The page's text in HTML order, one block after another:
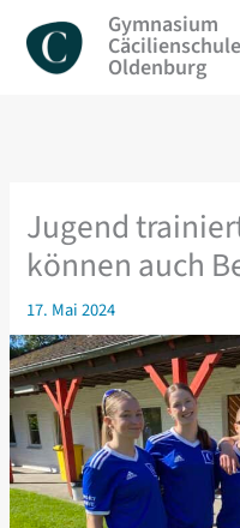
Inhalt
springen
Gymnasium
Cäcilienschule
Oldenburg
Jugend
können auch
17. Mai 2024